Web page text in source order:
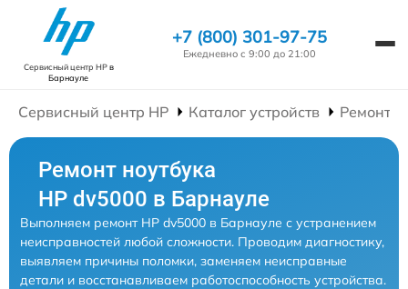
Сервисный центр HPв
Барнауле
+7 (800) 301-97-75
Ежедневно с 9:00 до 21:00
Сервисный центр HP Каталог устройств Ремонт
Ремонт ноутбука
HP dv5000 в Барнауле
Выполняем ремонт HP dv5000 в Барнауле с устранением
неисправностей любой сложности. Проводим диагностику,
выявляем причины поломки, заменяем неисправные
детали и восстанавливаем работоспособность устройства.